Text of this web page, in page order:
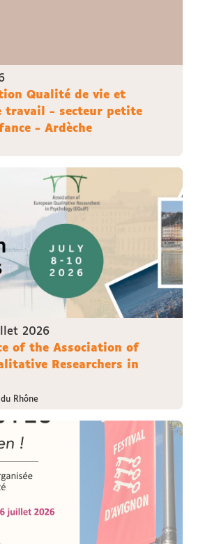
Qualité de vie et
travail - secteur petite
- Ardèche
2026
of the Association of
Researchers in
Rhône